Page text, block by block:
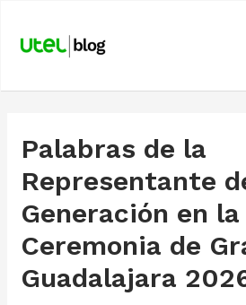
content
Palabras de la
Representante
Generación en la
Ceremonia de
Guadalajara